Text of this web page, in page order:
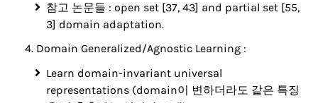
참고 논문들 : open set [37, 43] and partial set [55,
3] domain adaptation.
Domain Generalized/Agnostic Learning :
Learn domain-invariant universal
representations (domain이 변하더라도 같은 특징